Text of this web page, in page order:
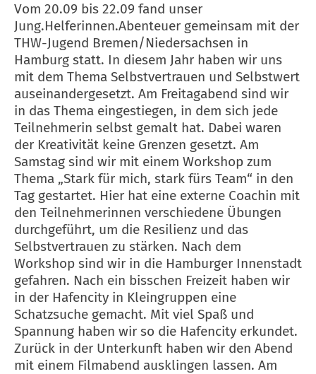
Vom 20.09 bis 22.09 fand unser
Jung.Helferinnen.Abenteuer gemeinsam mit der
THW-Jugend Bremen/Niedersachsen in
Hamburg statt. In diesem Jahr haben wir uns
mit dem Thema Selbstvertrauen und Selbstwert
auseinandergesetzt. Am Freitagabend sind wir
in das Thema eingestiegen, in dem sich jede
Teilnehmerin selbst gemalt hat. Dabei waren
der Kreativität keine Grenzen gesetzt. Am
Samstag sind wir mit einem Workshop zum
Thema „Stark für mich, stark fürs Team“ in den
Tag gestartet. Hier hat eine externe Coachin mit
den Teilnehmerinnen verschiedene Übungen
durchgeführt, um die Resilienz und das
Selbstvertrauen zu stärken. Nach dem
Workshop sind wir in die Hamburger Innenstadt
gefahren. Nach ein bisschen Freizeit haben wir
in der Hafencity in Kleingruppen eine
Schatzsuche gemacht. Mit viel Spaß und
Spannung haben wir so die Hafencity erkundet.
Zurück in der Unterkunft haben wir den Abend
mit einem Filmabend ausklingen lassen. Am